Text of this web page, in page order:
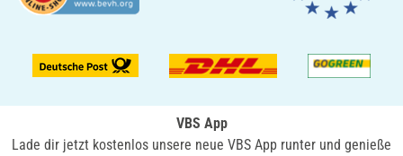
VBS App
Lade dir jetzt kostenlos unsere neue VBS App runter und genieße